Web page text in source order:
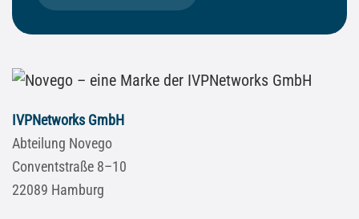
IVPNetworks GmbH
Abteilung Novego
Conventstraße 8–10
22089 Hamburg